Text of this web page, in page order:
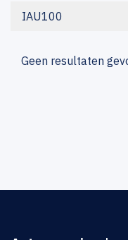
IAU100
Geen resultaten